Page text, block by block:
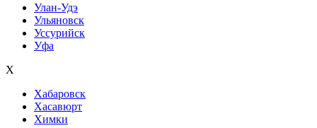
Улан-Удэ
Ульяновск
Уссурийск
Уфа
Х
Хабаровск
Хасавюрт
Химки